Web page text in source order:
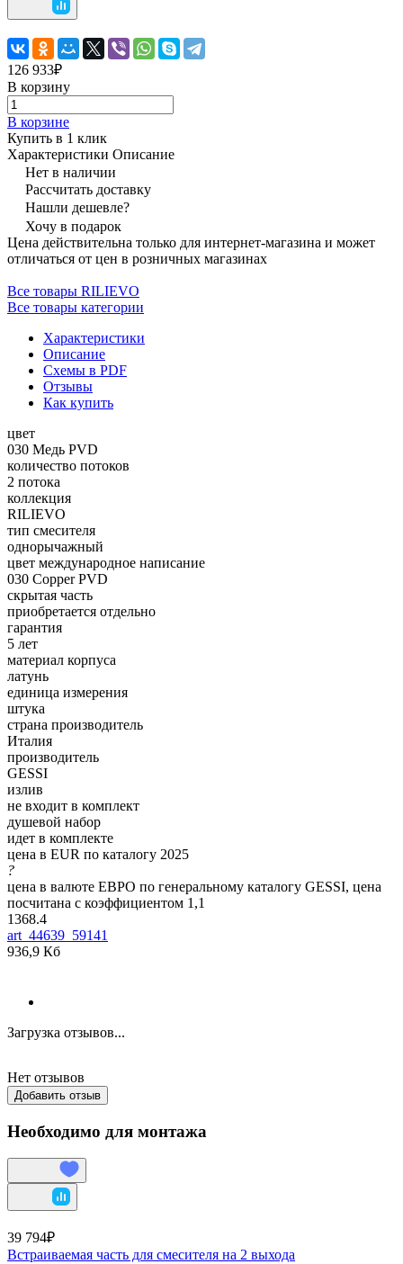
126 933₽
В корзину
В корзине
Купить в 1 клик
Характеристики Описание
Нет в наличии
Рассчитать доставку
Нашли дешевле?
Хочу в подарок
Цена действительна только для интернет-магазина и может
отличаться от цен в розничных магазинах
Все товары RILIEVO
Все товары категории
Характеристики
Описание
Схемы в PDF
Отзывы
Как купить
цвет
030 Медь PVD
количество потоков
2 потока
коллекция
RILIEVO
тип смесителя
однорычажный
цвет международное написание
030 Copper PVD
скрытая часть
приобретается отдельно
гарантия
5 лет
материал корпуса
латунь
единица измерения
штука
страна производитель
Италия
производитель
GESSI
излив
не входит в комплект
душевой набор
идет в комплекте
цена в EUR по каталогу 2025
?
цена в валюте ЕВРО по генеральному каталогу GESSI, цена
посчитана с коэффициентом 1,1
1368.4
art_44639_59141
936,9 Кб
Загрузка отзывов...
Нет отзывов
Добавить отзыв
Необходимо для монтажа
39 794₽
Встраиваемая часть для смесителя на 2 выхода